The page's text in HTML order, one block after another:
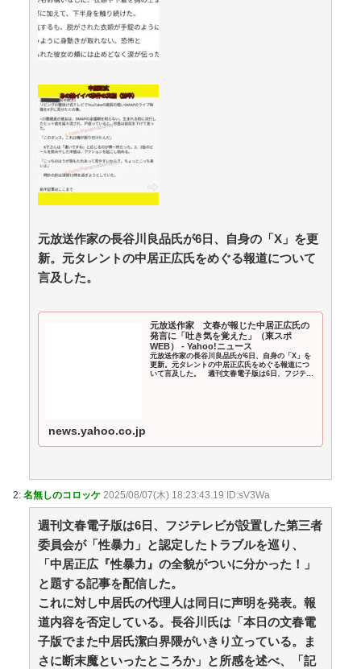
「抜くに抜けない……」自転車の青切符導入で”車道ハ
ミ出し”が急増中 / 5chまとめMAP(総合)
中国「大洪水！」三峡ダム「大雨で増水（台風直撃
前」中国ダム「緊急放流！」中国鉄道「列車が走行中に
「え」→ / anaguro - 総合
【速報】ホ軍の村上宗隆、2試合連続の26号‼ / 5chま
とめMAP(総合) NEW! (8/9 06:31)
【画像】書道甲子園とかいうお○ぱい見放題の大会ｗ
ｗｗｗｗｗｗ / anaguro - 総合
【驚愕】小川淳也さん、演説で“自党の大失態”を漏ら
した結果→党からブチギレられるwwwww / 5chまとめ
MAP(総合) NEW! (8/9 06:27)
国宝に指定する」 / 5chまとめMAP(総合) NEW! (8/9 06:17)
みい山作者「居酒屋行く奴はバカ。ホストの初回なら
居酒屋より安く飲めてイケメンにチヤホヤされる」 /
5chまとめMAP(総合)
維新と万博で潤ってるはずじゃ… / おまとめアンテナ
友人「子供の頃、誕生日とクリスマスとお年玉を一緒
にされて本当に嫌だった！」と毎年愚痴ってたのに……
結婚式と入籍を誕生日と同じ日に決定！←いや、毎年の
【同人ヱロゲ】勝つとヱロイベないけどわざと負ける
のもなあというのはヱロゲーによくあるジレンマ / おま
おでこ封印！中村アン、“前髪あり”の新ヘアスタイル
に「新鮮でたまらん」の声【画像】 / おまとめアンテナ
NEW! (8/9 03:00)
オリジン弁当の定員ゴミ / おまとめアンテナ (8/9 00:31)
Powered by livedoor 相互RSS
元放送作家の長谷川良品氏が6日、自身の「X」を更
新。元タレントの中居正広氏をめぐる報道について
言及した。
元放送作家 文春が報じた中居正広氏の
発言に「吐き気を覚えた」（東スポ
WEB） - Yahoo!ニュース
元放送作家の長谷川良品氏が6日、自身の「X」を
更新。元タレントの中居正広氏をめぐる報道につ
いて言及した。 週刊文春電子版は6日、フジテレ
news.yahoo.co.jp
2: 名無しのコロッケ 2025/08/07(木) 18:23:43.19 ID:sV3Wa
週刊文春電子版は6日、フジテレビが設置した第三者
委員会が「性暴力」と認定したトラブルを巡り、
「中居正広『性暴力』の全貌がついに分かった！」
と題する記事を配信した。
これに対し中居氏の代理人は同日に声明を発表。報
道内容を否定している。長谷川氏は「本日の文春電
子版でまた中居氏潔白界隈がいきり立っている。ま
さに断末魔といったところか」と所感を述べ、「記